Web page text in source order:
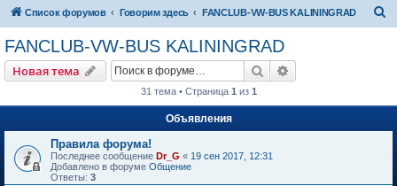
Список форумов Говорим здесь FANCLUB-VW-BUS KALININGRAD
FANCLUB-VW-BUS KALININGRAD
Новая тема Поиск
31 тема • Страница 1 из 1
Объявления
Правила форума!
Последнее сообщение Dr_G « 19 сен 2017, 12:31
Добавлено в форуме Общение
Ответы: 3